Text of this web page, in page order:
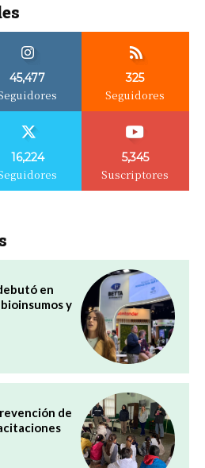
45,477 325
Seguidores
16,224 5,345
Suscriptores
en
y
de